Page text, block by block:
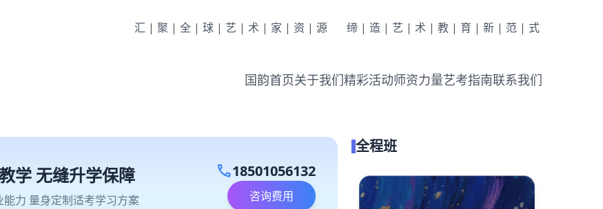
汇|聚|全|球|艺|术|家|资|源 缔|造|艺|术|教|育|新|范|式
国韵首页关于我们精彩活动师资力量艺考指南联系我们
学 无缝升学保障
力 量身定制适考学习方案
call18501056132
咨询费用
全程班